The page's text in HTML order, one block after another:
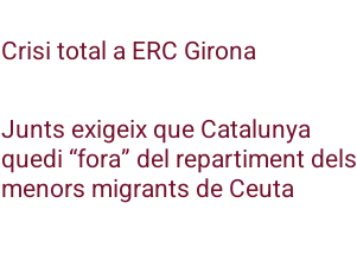
Crisi total a ERC Girona
Junts exigeix que Catalunya
quedi “fora” del repartiment dels
menors migrants de Ceuta